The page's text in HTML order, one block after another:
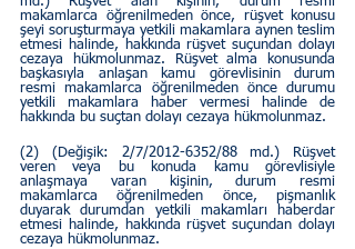
makamlarca öğrenilmeden önce, rüşvet konusu
şeyi soruşturmaya yetkili makamlara aynen teslim
etmesi halinde, hakkında rüşvet suçundan dolayı
cezaya hükmolunmaz. Rüşvet alma konusunda
başkasıyla anlaşan kamu görevlisinin durum
resmi makamlarca öğrenilmeden önce durumu
yetkili makamlara haber vermesi halinde de
hakkında bu suçtan dolayı cezaya hükmolunmaz.
(2) (Değişik: 2/7/2012-6352/88 md.) Rüşvet
veren veya bu konuda kamu görevlisiyle
anlaşmaya varan kişinin, durum resmi
makamlarca öğrenilmeden önce, pişmanlık
duyarak durumdan yetkili makamları haberdar
etmesi halinde, hakkında rüşvet suçundan dolayı
cezaya hükmolunmaz.